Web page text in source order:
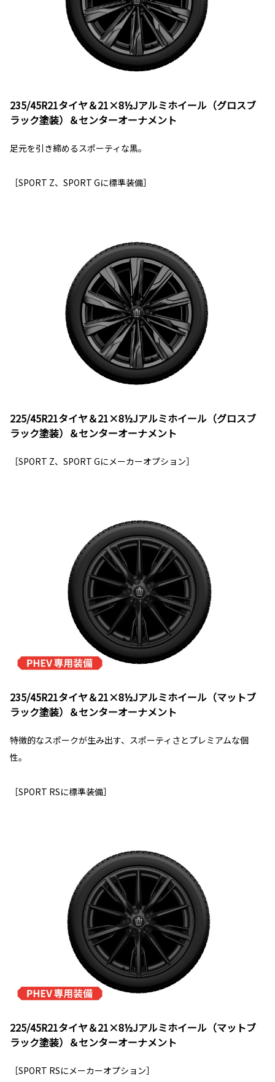
235/45R21タイヤ＆21×8½Jアルミホイール（グロスブ
ラック塗装）＆センターオーナメント
足元を引き締めるスポーティな黒。
［SPORT Z、SPORT Gに標準装備］
225/45R21タイヤ＆21×8½Jアルミホイール（グロスブ
ラック塗装）＆センターオーナメント
［SPORT Z、SPORT Gにメーカーオプション］
235/45R21タイヤ＆21×8½Jアルミホイール（マットブ
ラック塗装）＆センターオーナメント
特徴的なスポークが生み出す、スポーティさとプレミアムな個
性。
［SPORT RSに標準装備］
225/45R21タイヤ＆21×8½Jアルミホイール（マットブ
ラック塗装）＆センターオーナメント
［SPORT RSにメーカーオプション］